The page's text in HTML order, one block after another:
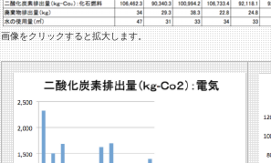
画像をクリックすると拡大します。